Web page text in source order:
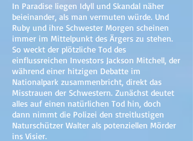
In Paradise liegen Idyll und Skandal näher
beieinander, als man vermuten würde. Und
Ruby und ihre Schwester Morgen scheinen
immer im Mittelpunkt des Ärgers zu stehen.
So weckt der plötzliche Tod des
einflussreichen Investors Jackson Mitchell, der
während einer hitzigen Debatte im
Nationalpark zusammenbricht, direkt das
Misstrauen der Schwestern. Zunächst deutet
alles auf einen natürlichen Tod hin, doch
dann nimmt die Polizei den streitlustigen
Naturschützer Walter als potenziellen Mörder
ins Visier.